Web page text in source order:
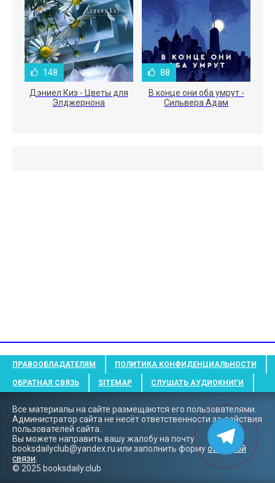
148
Дэниел Киз - Цветы для
Элджернона
88
В конце они оба умрут -
Сильвера Адам
ПРАВООБЛАДАТЕЛЯМ ПОЛИТИКА КОНФИДЕНЦИАЛЬНОСТИ
ОБРАТНАЯ СВЯЗЬ SITEMAP СЛУШАТЬ АУДИОКНИГИ
Все материалы на сайте размещаются его пользователями.
Администратор сайта не несёт ответственности за действия
пользователей сайта..
Вы можете направить вашу жалобу на почту
booksdailyclub@yandex.ru или заполнить формуобратной
связи
© 2025 booksdaily.club